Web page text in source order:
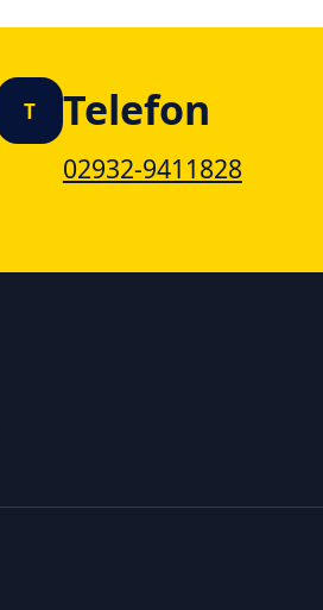
T Telefon
02932-9411828